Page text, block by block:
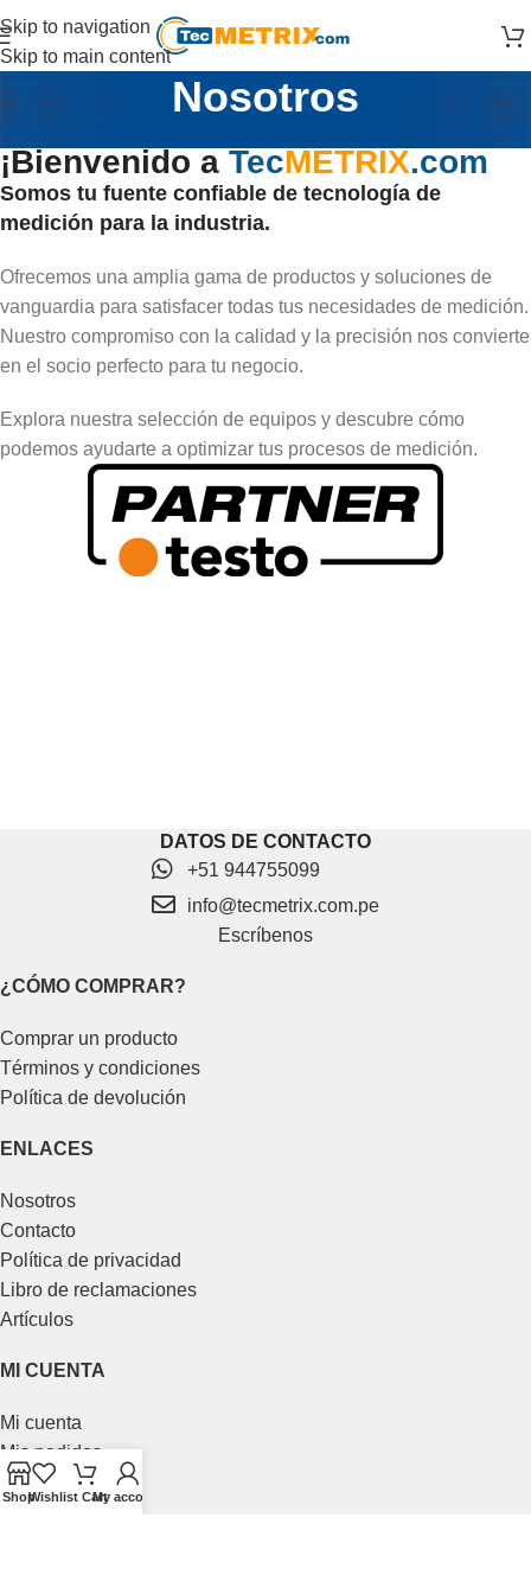
Skip to navigation
Skip to main content
Nosotros
¡Bienvenido a TecMETRIX.com
Somos tu fuente confiable de tecnología de
medición para la industria.
Ofrecemos una amplia gama de productos y soluciones de
vanguardia para satisfacer todas tus necesidades de medición.
Nuestro compromiso con la calidad y la precisión nos convierte
en el socio perfecto para tu negocio.
Explora nuestra selección de equipos y descubre cómo
podemos ayudarte a optimizar tus procesos de medición.
DATOS DE CONTACTO
+51 944755099
info@tecmetrix.com.pe
Escríbenos
¿CÓMO COMPRAR?
Comprar un producto
Términos y condiciones
Política de devolución
ENLACES
Nosotros
Contacto
Política de privacidad
Libro de reclamaciones
Artículos
MI CUENTA
Mi cuenta
Mis pedidos
Mis direcciones
ShopWishlist Cart
My account